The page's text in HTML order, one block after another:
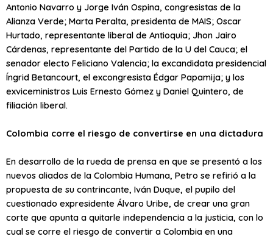
Antonio Navarro y Jorge Iván Ospina, congresistas de la
Alianza Verde; Marta Peralta, presidenta de MAIS; Oscar
Hurtado, representante liberal de Antioquia; Jhon Jairo
Cárdenas, representante del Partido de la U del Cauca; el
senador electo Feliciano Valencia; la excandidata presidencial
Íngrid Betancourt, el excongresista Édgar Papamija; y los
exviceministros Luis Ernesto Gómez y Daniel Quintero, de
filiación liberal.
Colombia corre el riesgo de convertirse en una dictadura
En desarrollo de la rueda de prensa en que se presentó a los
nuevos aliados de la Colombia Humana, Petro se refirió a la
propuesta de su contrincante, Iván Duque, el pupilo del
cuestionado expresidente Álvaro Uribe, de crear una gran
corte que apunta a quitarle independencia a la justicia, con lo
cual se corre el riesgo de convertir a Colombia en una